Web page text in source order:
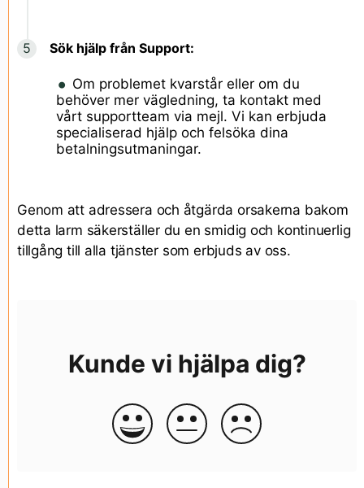
Sök hjälp från Support:
Om problemet kvarstår eller om du
behöver mer vägledning, ta kontakt med
vårt supportteam via mejl. Vi kan erbjuda
specialiserad hjälp och felsöka dina
betalningsutmaningar.
Genom att adressera och åtgärda orsakerna bakom
detta larm säkerställer du en smidig och kontinuerlig
tillgång till alla tjänster som erbjuds av oss.
Kunde vi hjälpa dig?